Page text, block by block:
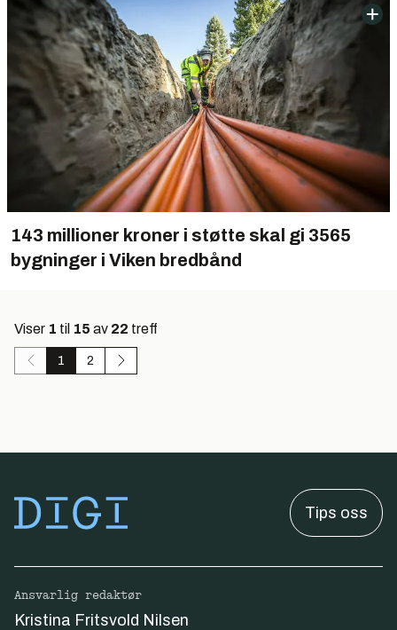
143 millioner kroner i støtte skal gi 3565
bygninger i Viken bredbånd
Viser 1 til 15 av 22 treff
1 2
Tips oss
Ansvarlig redaktør
Kristina Fritsvold Nilsen